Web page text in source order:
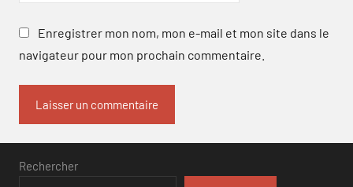
Enregistrer mon nom, mon e-mail et mon site dans le
navigateur pour mon prochain commentaire.
Rechercher